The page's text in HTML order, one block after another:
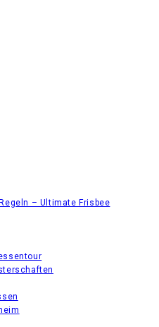
– Ultimate Frisbee